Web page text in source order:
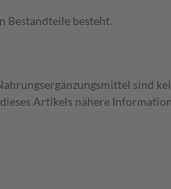
Bestandteile besteht.
sind
Artikels nähere